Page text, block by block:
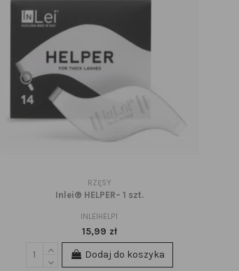
RZĘSY
Inlei® HELPER– 1 szt.
INLEIHELP1
15,99 zł
Dodaj do koszyka